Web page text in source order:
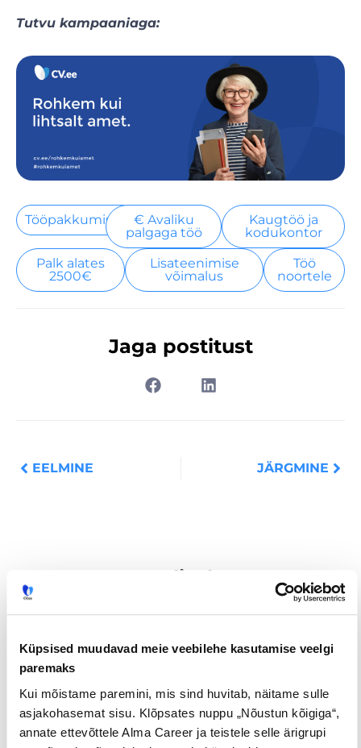
Küpsised muudavad meie veebilehe kasutamise veelgi
paremaks
Kui mõistame paremini, mis sind huvitab, näitame sulle
asjakohasemat sisu. Klõpsates nuppu „Nõustun kõigiga“,
annate ettevõttele Alma Career ja teistele selle ärigrupi
Tutvu kampaaniaga:
Tööpakkumised
€ Avaliku
palgaga töö
Kaugtöö ja
kodukontor
Palk alates
2500€
Lisateenimise
võimalus
Töö
noortele
Jaga postitust
EELMINE JÄRGMINE
Loe lisaks
Uuringud